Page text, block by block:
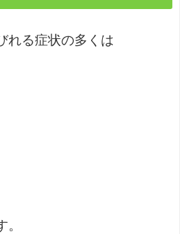
れる症状の多くは
。